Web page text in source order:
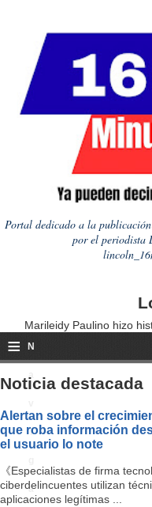
Portal dedicado a la
por el periodista
Marileidy Paulino hizo
≡ N
a
i
a
Noticia destacada
Alertan sobre el
que roba información
el usuario lo note
《Especialistas de firma
ciberdelincuentes utilizan
aplicaciones legítimas ...